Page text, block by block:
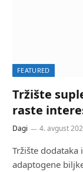
FEATURED
Tržište
raste
Dagi 4. avgust
Tržište
adaptogene